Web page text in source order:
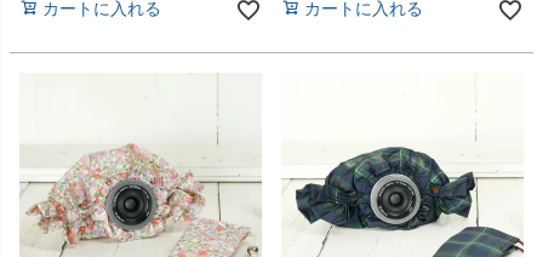
カートに入れる カートに入れる